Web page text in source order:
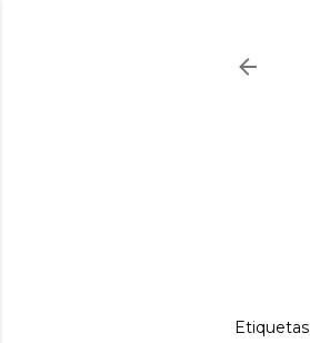
Etiquetas